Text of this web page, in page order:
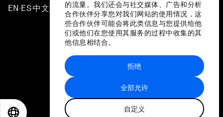
的流量。我们还会与社交媒体、广告和分析
合作伙伴分享您对我们网站的使用情况，这
些合作伙伴可能会将此类信息与您提供给他
们或他们在您使用其服务的过程中收集的其
他信息相结合。
全部允许
自定义
拒绝
EN ▪ES▪中文▪ 日本語
站点地图
世界经济论坛